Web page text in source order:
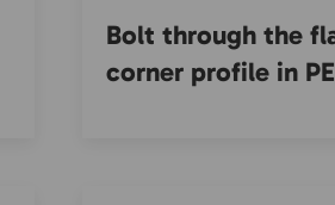
Bolt through the
corner profile in